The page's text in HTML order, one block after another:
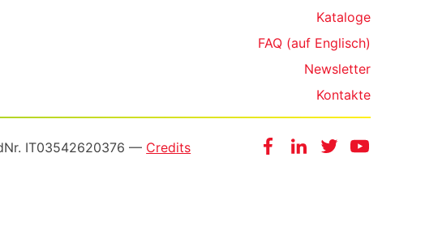
Kataloge
FAQ (auf Englisch)
Newsletter
Kontakte
FacebookInstagram
Twitter
. IT03542620376 — Credits